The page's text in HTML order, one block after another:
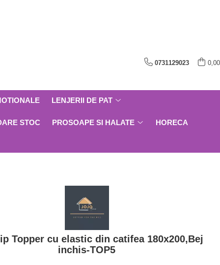
0731129023 0,00
LENJERII DE PAT
STOC PROSOAPE SI HALATE HORECA
Topper cu elastic din catifea 180x200,Bej
inchis-TOP5